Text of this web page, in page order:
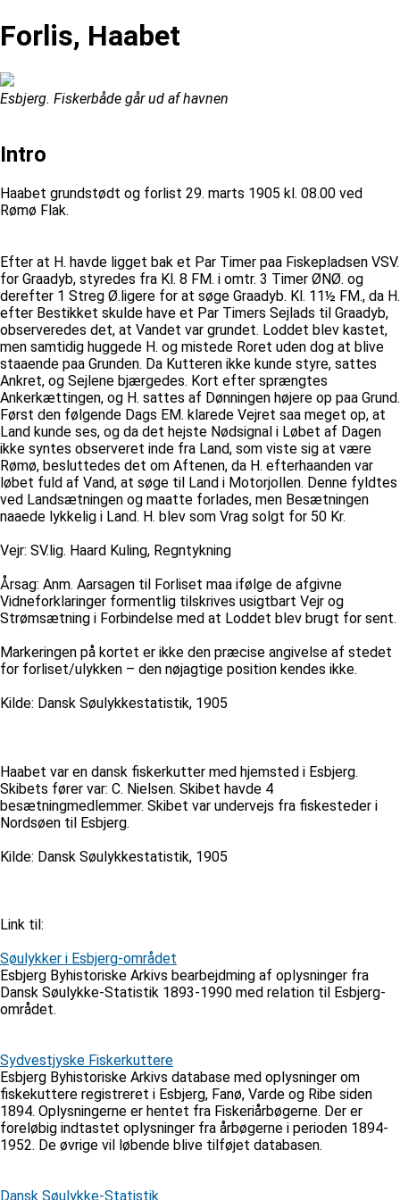
Forlis, Haabet
Esbjerg. Fiskerbåde går ud af havnen
Intro
Haabet grundstødt og forlist 29. marts 1905 kl. 08.00 ved
Rømø Flak.
Efter at H. havde ligget bak et Par Timer paa Fiskepladsen VSV.
for Graadyb, styredes fra Kl. 8 FM. i omtr. 3 Timer ØNØ. og
derefter 1 Streg Ø.ligere for at søge Graadyb. Kl. 11½ FM., da H.
efter Bestikket skulde have et Par Timers Sejlads til Graadyb,
observeredes det, at Vandet var grundet. Loddet blev kastet,
men samtidig huggede H. og mistede Roret uden dog at blive
staaende paa Grunden. Da Kutteren ikke kunde styre, sattes
Ankret, og Sejlene bjærgedes. Kort efter sprængtes
Ankerkættingen, og H. sattes af Dønningen højere op paa Grund.
Først den følgende Dags EM. klarede Vejret saa meget op, at
Land kunde ses, og da det hejste Nødsignal i Løbet af Dagen
ikke syntes observeret inde fra Land, som viste sig at være
Rømø, besluttedes det om Aftenen, da H. efterhaanden var
løbet fuld af Vand, at søge til Land i Motorjollen. Denne fyldtes
ved Landsætningen og maatte forlades, men Besætningen
naaede lykkelig i Land. H. blev som Vrag solgt for 50 Kr.
Vejr: SV.lig. Haard Kuling, Regntykning
Årsag: Anm. Aarsagen til Forliset maa ifølge de afgivne
Vidneforklaringer formentlig tilskrives usigtbart Vejr og
Strømsætning i Forbindelse med at Loddet blev brugt for sent.
Markeringen på kortet er ikke den præcise angivelse af stedet
for forliset/ulykken – den nøjagtige position kendes ikke.
Kilde: Dansk Søulykkestatistik, 1905
Haabet var en dansk fiskerkutter med hjemsted i Esbjerg.
Skibets fører var: C. Nielsen. Skibet havde 4
besætningmedlemmer. Skibet var undervejs fra fiskesteder i
Nordsøen til Esbjerg.
Kilde: Dansk Søulykkestatistik, 1905
Link til:
Søulykker i Esbjerg-området
Esbjerg Byhistoriske Arkivs bearbejdming af oplysninger fra
Dansk Søulykke-Statistik 1893-1990 med relation til Esbjerg-
området.
Sydvestjyske Fiskerkuttere
Esbjerg Byhistoriske Arkivs database med oplysninger om
fiskekuttere registreret i Esbjerg, Fanø, Varde og Ribe siden
1894. Oplysningerne er hentet fra Fiskeriårbøgerne. Der er
foreløbig indtastet oplysninger fra årbøgerne i perioden 1894-
1952. De øvrige vil løbende blive tilføjet databasen.
Dansk Søulykke-Statistik